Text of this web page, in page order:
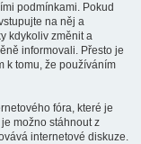
podmínkami. Pokud
na něj a
kdykoliv změnit a
informovali. Přesto je
k tomu, že používáním
fóra, které je
je možno stáhnout z
internetové diskuze.